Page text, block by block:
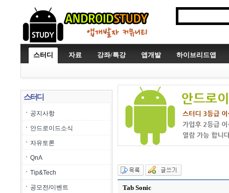
스터디 자료 강좌/특강 앱개발 하이브리드앱
스터디
공지사항
안드로이드소식
자유토론
QnA
Tip&Tech
공모전/이벤트 Tab Sonic